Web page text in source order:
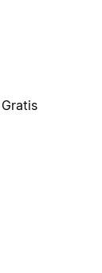
Gratis